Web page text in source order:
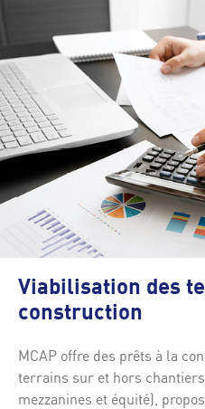
Viabilisation des
construction
MCAP offre des prêts à la
terrains sur et hors
mezzanines et équité),